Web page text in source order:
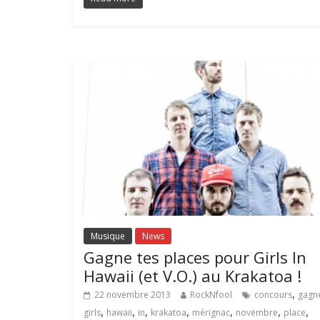
Musique News
Gagne tes places pour Girls In
Hawaii (et V.O.) au Krakatoa !
22 novembre 2013 RockNfool concours,
girls, hawaii, in, krakatoa, mérignac, novembre, place,